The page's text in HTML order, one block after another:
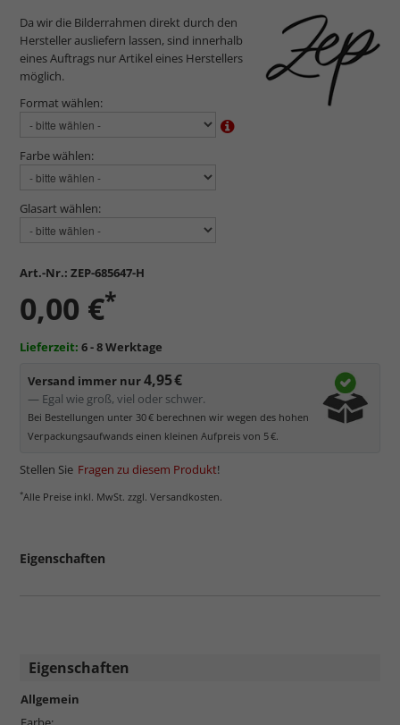
Da wir die Bilderrahmen direkt durch den
Hersteller ausliefern lassen, sind innerhalb
eines Auftrags nur Artikel eines Herstellers
möglich.
Format wählen:
Farbe wählen:
Glasart wählen:
Art.-Nr.: ZEP-685647-H
0,00 €*
Lieferzeit: 6 - 8 Werktage
Versand immer nur4,95 €
— Egal wie groß, viel oder schwer.
Bei Bestellungen unter 30 € berechnen wir wegen des hohen
Verpackungsaufwands einen kleinen Aufpreis von 5 €.
Stellen Sie Fragen zu diesem Produkt!
*Alle Preise inkl. MwSt. zzgl. Versandkosten.
Eigenschaften
Eigenschaften
Allgemein